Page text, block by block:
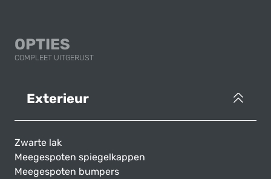
OPTIES
COMPLEET UITGERUST
Exterieur
Zwarte lak
Meegespoten spiegelkappen
Meegespoten bumpers